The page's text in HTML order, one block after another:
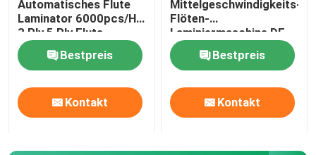
Automatisches Flute
Laminator 6000pcs/H
3 Ply 5 Ply Flute
Laminator
Bestpreis
Kontakt
Mittelgeschwindigkeits-
Flöten-
Laminiermaschine DF-
1650L
Bestpreis
Kontakt